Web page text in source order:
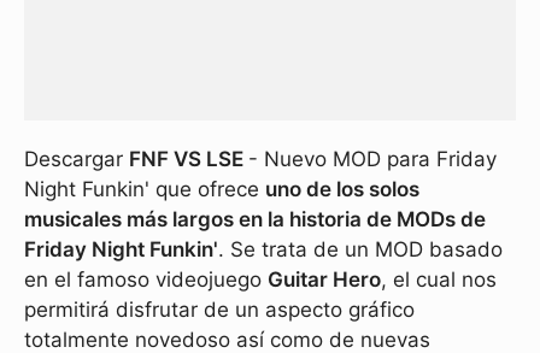
Descargar FNF VS LSE - Nuevo MOD para Friday
Night Funkin' que ofrece uno de los solos
musicales más largos en la historia de MODs de
Friday Night Funkin'. Se trata de un MOD basado
en el famoso videojuego Guitar Hero, el cual nos
permitirá disfrutar de un aspecto gráfico
totalmente novedoso así como de nuevas